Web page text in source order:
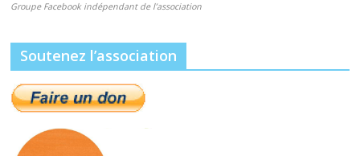
Groupe Facebook indépendant de l’association
Soutenez l’association